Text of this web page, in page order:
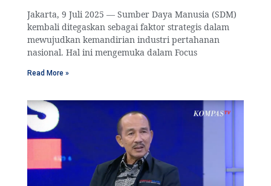
Jakarta, 9 Juli 2025 — Sumber Daya Manusia (SDM)
kembali ditegaskan sebagai faktor strategis dalam
mewujudkan kemandirian industri pertahanan
nasional. Hal ini mengemuka dalam Focus
Read More »